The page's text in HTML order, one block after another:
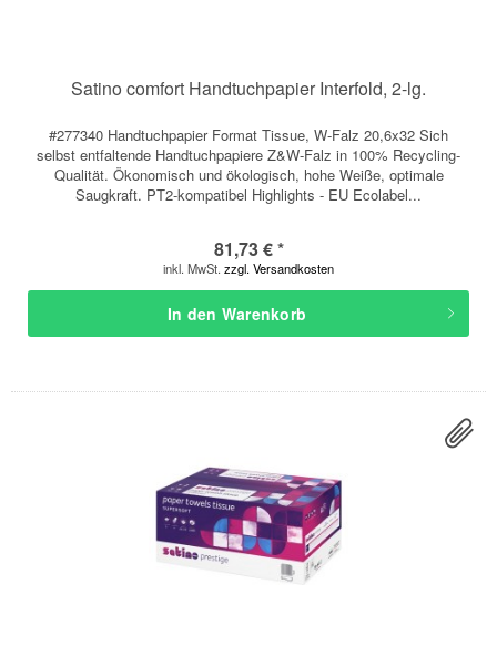
Satino comfort Handtuchpapier Interfold, 2-lg.
#277340 Handtuchpapier Format Tissue, W-Falz 20,6x32 Sich
selbst entfaltende Handtuchpapiere Z&W-Falz in 100% Recycling-
Qualität. Ökonomisch und ökologisch, hohe Weiße, optimale
Saugkraft. PT2-kompatibel Highlights - EU Ecolabel...
81,73 € *
inkl. MwSt. zzgl. Versandkosten
In den Warenkorb